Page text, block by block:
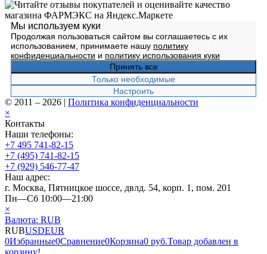
Мы используем куки
Продолжая пользоваться сайтом вы соглашаетесь с их
использованием, принимаете нашу политику
конфиденциальности и политику использования куки
Принять все
Только необходимые
Настроить
© 2011 – 2026 | Политика конфиденциальности
×
Контакты
Наши телефоны:
+7 495 741-82-15
+7 (495) 741-82-15
+7 (929) 546-77-47
Наш адрес:
г. Москва, Пятницкое шоссе, двлд. 54, корп. 1, пом. 201
Пн—Сб 10:00—21:00
×
Валюта: RUB
RUBUSDEUR
0Избранные0Сравнение0Корзина0 руб.Товар добавлен в